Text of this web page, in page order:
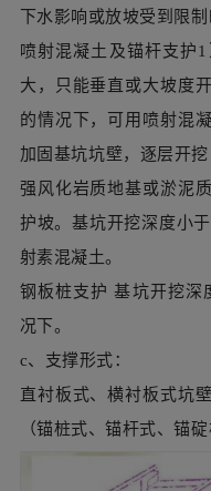
强风化岩质地基或淤泥
护坡。基坑开挖深度小
射素混凝土。
钢板桩支护 基坑开挖深
况下。
c、支撑形式：
直衬板式、横衬板式坑
（锚桩式、锚杆式、锚碇